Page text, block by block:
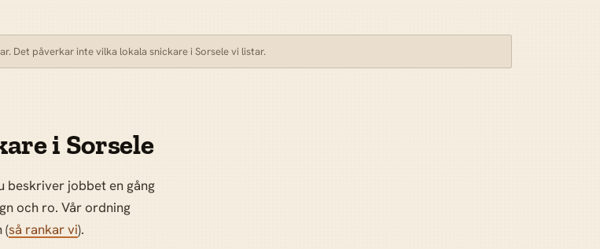
Det påverkar inte vilka lokala snickare i Sorsele vi listar.
i Sorsele
beskriver jobbet en gång
och ro. Vår ordning
(så rankar vi).